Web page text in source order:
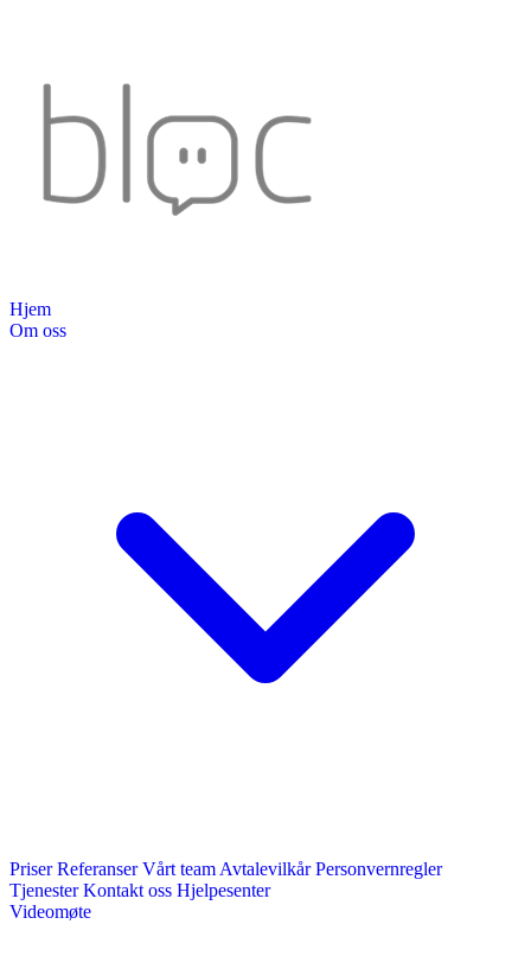
Hjem
Om oss
Priser Referanser Vårt team Avtalevilkår Personvernregler
Tjenester Kontakt oss Hjelpesenter
Videomøte